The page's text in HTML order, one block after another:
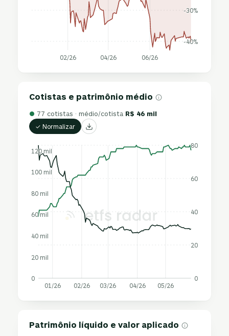
-40%
-30%
02/26 04/26 06/26
Cotistas e patrimônio médio
● 77 cotistas · médio/cotista R$ 46 mil
✓ Normalizar
0
20
40
60
80
0
20 mil
40 mil
60 mil
80 mil
100 mil
120 mil
01/26 02/26 03/26 04/26 05/26
Patrimônio líquido e valor aplicado